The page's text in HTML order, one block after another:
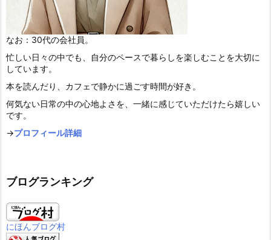
なお：30代の会社員。
忙しい日々の中でも、自分のペースで暮らしを楽しむことを大切に
しています。
本を読んだり、カフェで静かに過ごす時間が好き。
何気ない日常の中の心地よさを、一緒に感じていただけたら嬉しい
です。
→プロフィール詳細
ブログランキング
にほんブログ村